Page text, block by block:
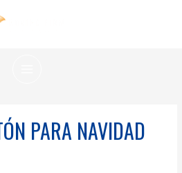
PARA NAVIDAD